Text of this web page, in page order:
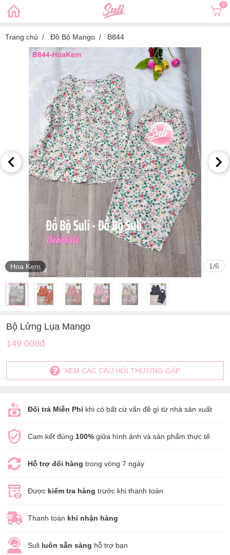
0
Trang chủ Đồ Bộ Mango B844
1/6
Hoa Kem
Bộ Lửng Lụa Mango
149.000đ
XEM CÁC CÂU HỎI THƯỜNG GẶP
Đổi trả Miễn Phíkhi có bất cứ vấn đề gì từ nhà sản xuất
Cam kết đúng 100% giữa hình ảnh và sản phẩm thực tế
Hỗ trợ đổi hàng trong vòng 7 ngày
Được kiểm tra hàng trước khi thanh toán
Thanh toán khi nhận hàng
Suli luôn sẵn sàng hỗ trợ bạn